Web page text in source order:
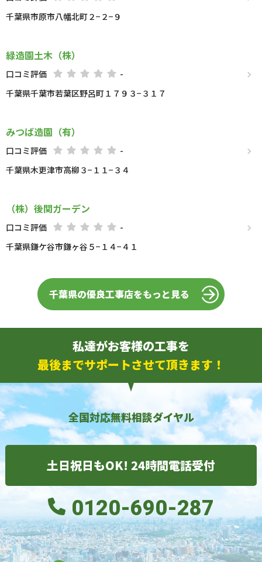
千葉県市原市八幡北町２−２−９
緑造園土木（株）
口コミ評価
-
千葉県千葉市若葉区野呂町１７９３−３１７
みつば造園（有）
口コミ評価
-
千葉県木更津市高柳３−１１−３４
（株）後関ガーデン
口コミ評価
-
千葉県鎌ケ谷市鎌ヶ谷５−１４−４１
千葉県の優良工事店をもっと見る
私達がお客様の工事を
最後までサポートさせて頂きます！
全国対応無料相談ダイヤル
土日祝日もOK! 24時間電話受付
0120-690-287